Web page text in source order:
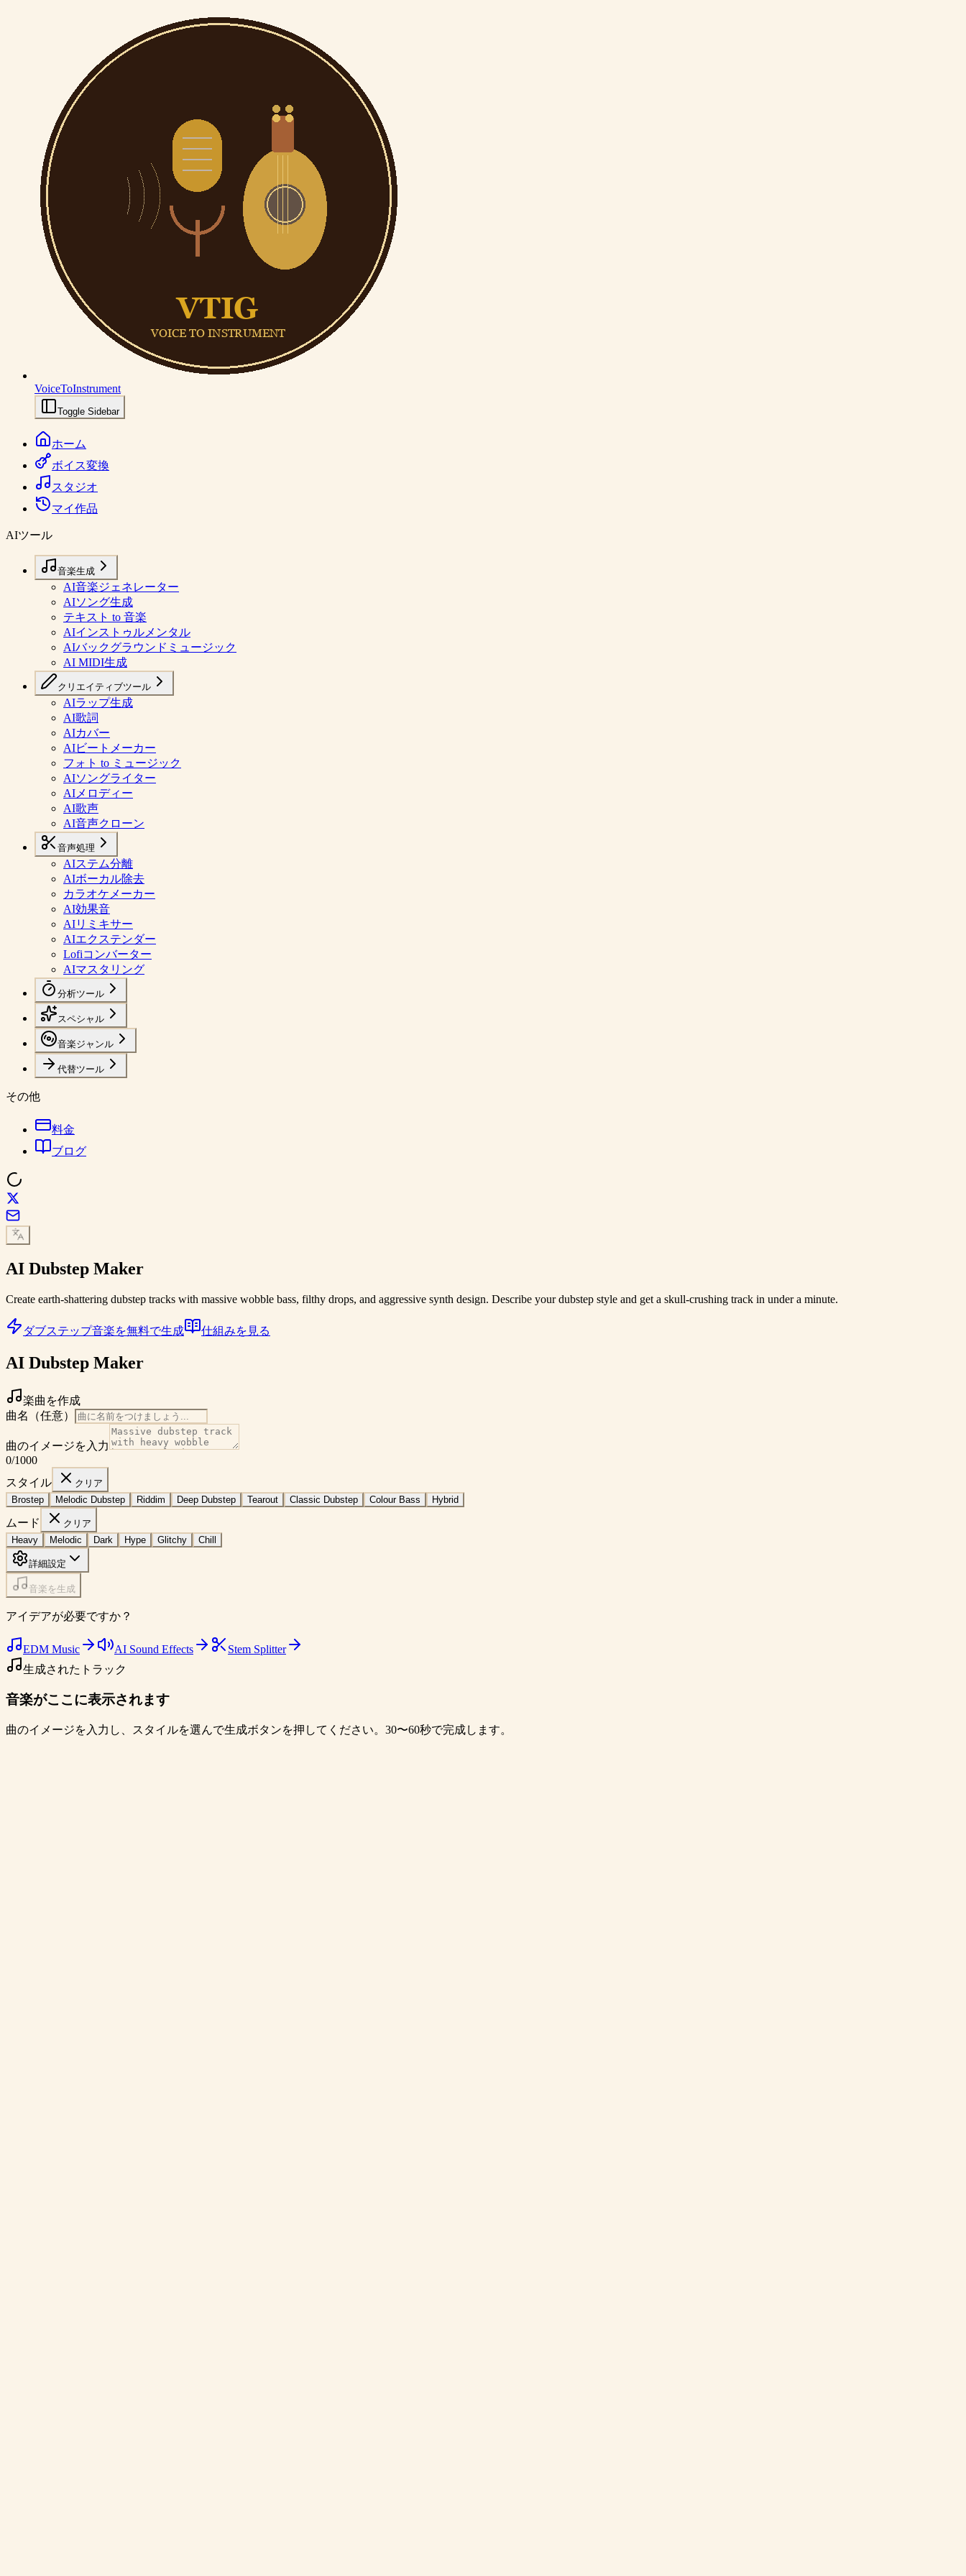
VoiceToInstrument
Toggle Sidebar
ホーム
ボイス変換
スタジオ
マイ作品
AIツール
音楽生成
AI音楽ジェネレーター
AIソング生成
テキスト to 音楽
AIインストゥルメンタル
AIバックグラウンドミュージック
AI MIDI生成
クリエイティブツール
AIラップ生成
AI歌詞
AIカバー
AIビートメーカー
フォト to ミュージック
AIソングライター
AIメロディー
AI歌声
AI音声クローン
音声処理
AIステム分離
AIボーカル除去
カラオケメーカー
AI効果音
AIリミキサー
AIエクステンダー
Lofiコンバーター
AIマスタリング
分析ツール
スペシャル
音楽ジャンル
代替ツール
その他
料金
ブログ
AI Dubstep Maker
Create earth-shattering dubstep tracks with massive wobble bass, filthy drops, and aggressive synth design. Describe your dubstep style and get a skull-crushing track in under a minute.
ダブステップ音楽を無料で生成 仕組みを見る
AI Dubstep Maker
楽曲を作成
曲名（任意）
曲のイメージを入力
0/1000
スタイル
クリア
Brostep
Melodic Dubstep Riddim Deep Dubstep Tearout Classic Dubstep Colour Bass Hybrid
ムード
クリア
Heavy
Melodic Dark Hype Glitchy Chill
詳細設定
音楽を生成
アイデアが必要ですか？
EDM Music AI Sound Effects
Stem Splitter
生成されたトラック
音楽がここに表示されます
曲のイメージを入力し、スタイルを選んで生成ボタンを押してください。30〜60秒で完成します。